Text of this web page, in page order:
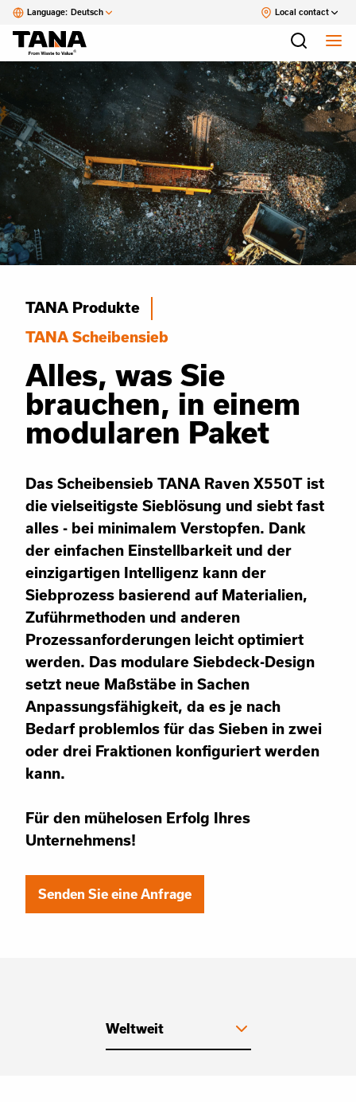
Language: Deutsch Local contact
TANA Produkte
TANA Scheibensieb
Alles, was Sie
brauchen, in einem
modularen Paket
Das Scheibensieb TANA Raven X550T ist
die vielseitigste Sieblösung und siebt fast
alles - bei minimalem Verstopfen. Dank
der einfachen Einstellbarkeit und der
einzigartigen Intelligenz kann der
Siebprozess basierend auf Materialien,
Zuführmethoden und anderen
Prozessanforderungen leicht optimiert
werden. Das modulare Siebdeck-Design
setzt neue Maßstäbe in Sachen
Anpassungsfähigkeit, da es je nach
Bedarf problemlos für das Sieben in zwei
oder drei Fraktionen konfiguriert werden
kann.
Für den mühelosen Erfolg Ihres
Unternehmens!
Senden Sie eine Anfrage